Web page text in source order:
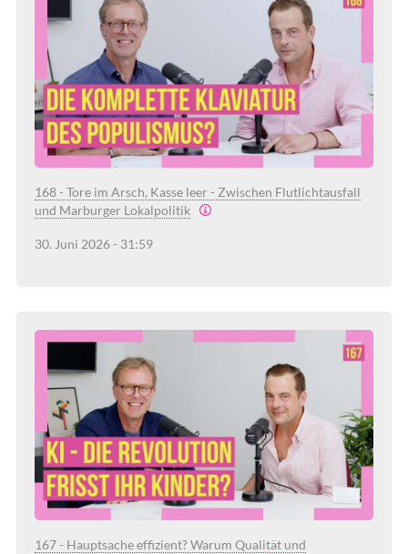
168 - Tore im Arsch, Kasse leer - Zwischen Flutlichtausfall
und Marburger Lokalpolitik
30. Juni 2026 - 31:59
167 - Hauptsache effizient? Warum Qualität und